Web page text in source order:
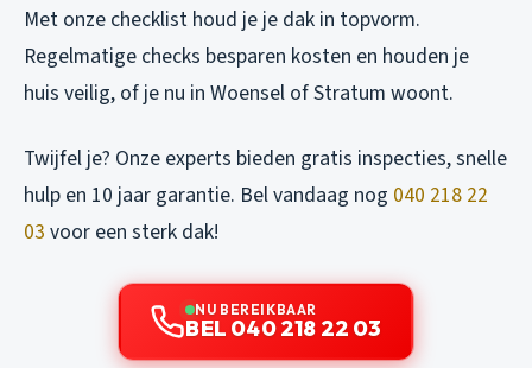
Met onze checklist houd je je dak in topvorm.
Regelmatige checks besparen kosten en houden je
huis veilig, of je nu in Woensel of Stratum woont.
Twijfel je? Onze experts bieden gratis inspecties, snelle
hulp en 10 jaar garantie. Bel vandaag nog 040 218 22
03 voor een sterk dak!
NU BEREIKBAAR
BEL 040 218 22 03